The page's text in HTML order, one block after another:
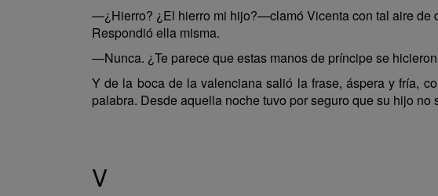
—¿Hierro? ¿El hierro mi hijo?—clamó Vicenta con tal aire de
Respondió ella misma.
—Nunca. ¿Te parece que estas manos de príncipe se
Y de la boca de la valenciana salió la frase, áspera y fría,
palabra. Desde aquella noche tuvo por seguro que su hijo no
V